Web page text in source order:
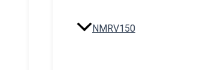
NMRV150